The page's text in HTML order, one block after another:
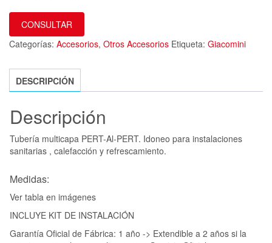
CONSULTAR
Categorías: Accesorios, Otros Accesorios Etiqueta: Giacomini
DESCRIPCIÓN
Descripción
Tubería multicapa PERT-Al-PERT. Idoneo para instalaciones
sanitarias , calefacción y refrescamiento.
Medidas:
Ver tabla en imágenes
INCLUYE KIT DE INSTALACIÓN
Garantía Oficial de Fábrica: 1 año -> Extendible a 2 años si la